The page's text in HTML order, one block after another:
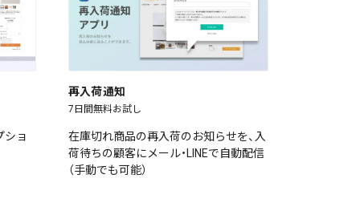
ショ
再入荷通知
7日間無料お試し
在庫切れ商品の再入荷のお知らせを、入
荷待ちの顧客にメール・LINEで自動配信
（手動でも可能）